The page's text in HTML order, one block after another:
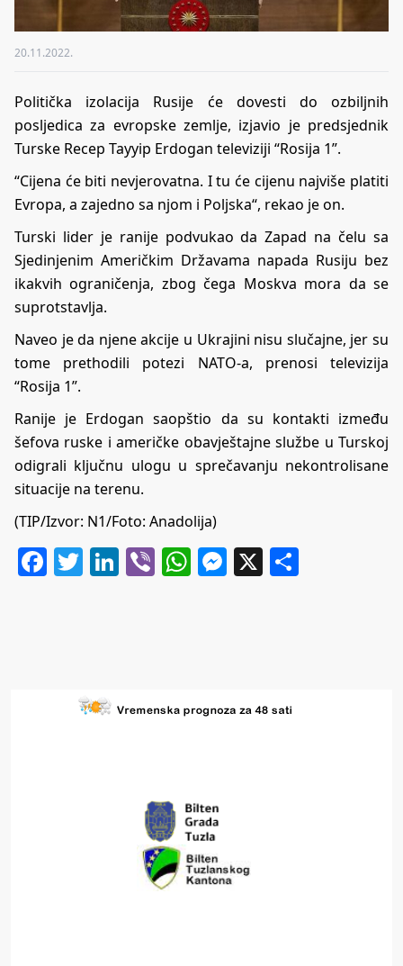
20.11.2022.
Politička izolacija Rusije će dovesti do ozbiljnih
posljedica za evropske zemlje, izjavio je predsjednik
Turske Recep Tayyip Erdogan televiziji “Rosija 1”.
“Cijena će biti nevjerovatna. I tu će cijenu najviše platiti
Evropa, a zajedno sa njom i Poljska“, rekao je on.
Turski lider je ranije podvukao da Zapad na čelu sa
Sjedinjenim Američkim Državama napada Rusiju bez
ikakvih ograničenja, zbog čega Moskva mora da se
suprotstavlja.
Naveo je da njene akcije u Ukrajini nisu slučajne, jer su
tome prethodili potezi NATO-a, prenosi televizija
“Rosija 1”.
Ranije je Erdogan saopštio da su kontakti između
šefova ruske i američke obavještajne službe u Turskoj
odigrali ključnu ulogu u sprečavanju nekontrolisane
situacije na terenu.
(TIP/Izvor: N1/Foto: Anadolija)
Facebook
Twitter
LinkedIn
ViberWhatsApp
Messenger
X